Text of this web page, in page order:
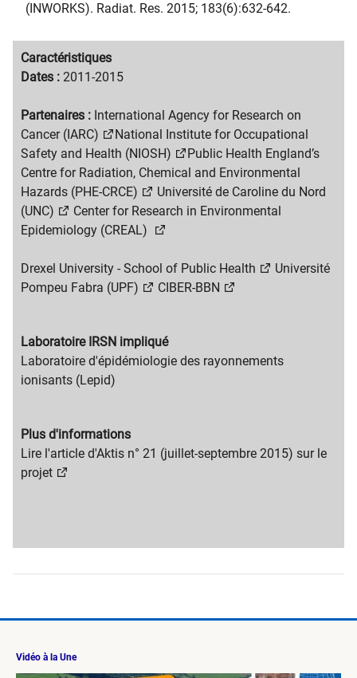
(INWORKS). Radiat. Res. 2015; 183(6):632-642.
Migration
content
Caractéristiques
Migration
text
​Dates : 2011-2015
Partenaires : International Agency for Research on
Cancer (IARC)
National Institute for Occupational
Safety and Health (NIOSH)
Public Health England’s
Centre for Radiation, Chemical and Environmental
Hazards (PHE-CRCE)
Université de Caroline du Nord
(UNC)
Center for Research in Environmental
Epidemiology (CREAL)
Drexel University - School of Public Health
Université
Pompeu Fabra (UPF)
CIBER-BBN
Migration
content
title
Laboratoire IRSN impliqué
Migration
content
​Laboratoire d'épidémiologie des rayonnements
ionisants (Lepid)
Migration
content
title
Plus d'informations
Migration
content
Lire l'article d'Aktis n° 21 (juillet-septembre 2015) sur le
projet
Vidéo à la Une